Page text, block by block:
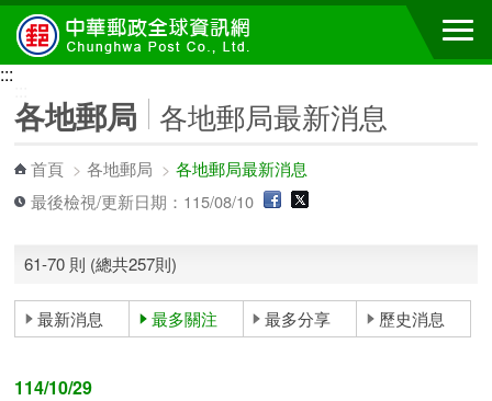
跳到主要內容區塊
:::
各地郵局 各地郵局最新消息
首頁 >各地郵局 >各地郵局最新消息
最後檢視/更新日期：115/08/10
61-70 則 (總共257則)
最新消息 最多關注 最多分享 歷史消息
114/10/29